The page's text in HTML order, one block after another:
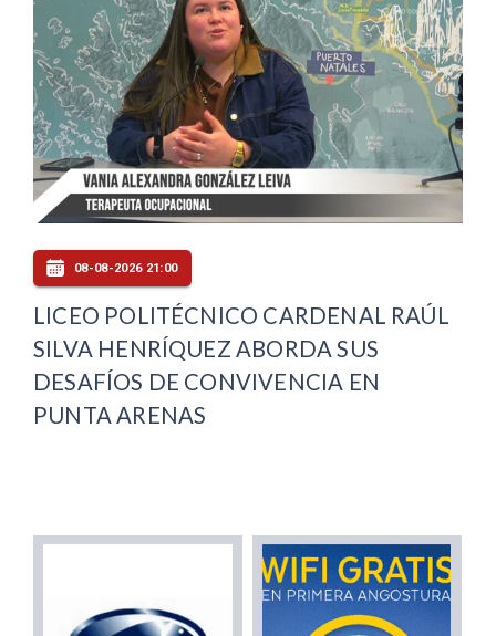
08-08-2026 21:00
LICEO POLITÉCNICO CARDENAL RAÚL
SILVA HENRÍQUEZ ABORDA SUS
DESAFÍOS DE CONVIVENCIA EN
PUNTA ARENAS